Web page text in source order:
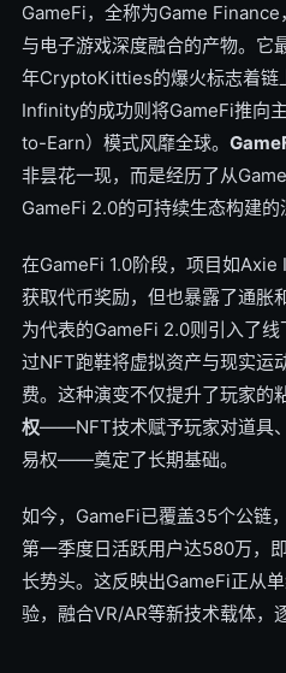
GameFi，全称为Game
与电子游戏深度融合的产物。它
年CryptoKitties的爆火标志着链
Infinity的成功则将GameFi推向
to-Earn）模式风靡全球。
非昙花一现，而是经历了从
GameFi 2.0的可持续生态构建的
在GameFi 1.0阶段，项目如
获取代币奖励，但也暴露了通胀
为代表的GameFi 2.0则引入了
过NFT跑鞋将虚拟资产与现实运
费。这种演变不仅提升了玩家的
权——NFT技术赋予玩家对道具
易权——奠定了长期基础。
如今，GameFi已覆盖35个公链
第一季度日活跃用户达580万，
长势头。这反映出GameFi正从
验，融合VR/AR等新技术载体，